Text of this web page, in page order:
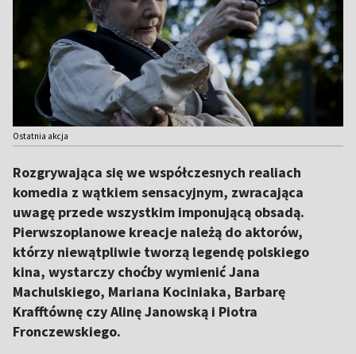
Ostatnia akcja
Rozgrywająca się we współczesnych realiach
komedia z wątkiem sensacyjnym, zwracająca
uwagę przede wszystkim imponującą obsadą.
Pierwszoplanowe kreacje należą do aktorów,
którzy niewątpliwie tworzą legendę polskiego
kina, wystarczy choćby wymienić Jana
Machulskiego, Mariana Kociniaka, Barbarę
Krafftównę czy Alinę Janowską i Piotra
Fronczewskiego.